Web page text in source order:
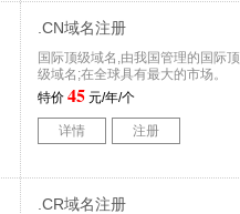
.CN域名注册
国际顶级域名,由我国管理的国际顶
级域名;在全球具有最大的市场。
特价 45 元/年/个
详情 注册
.CR域名注册